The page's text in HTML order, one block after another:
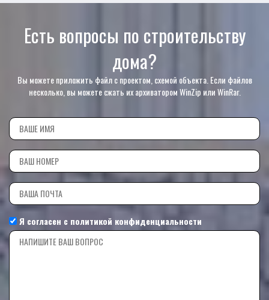
Есть вопросы по строительству
дома?
Вы можете приложить файл с проектом, схемой объекта. Если файлов
несколько, вы можете сжать их архиватором WinZip или WinRar.
Я согласен с политикой конфиденциальности